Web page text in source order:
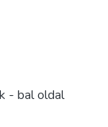
- bal oldal